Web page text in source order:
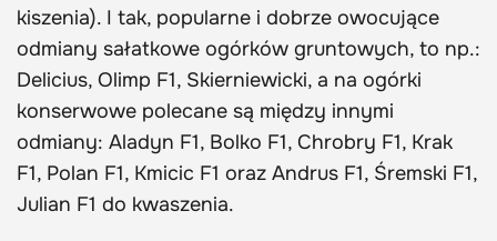
kiszenia). I tak, popularne i dobrze owocujące
odmiany sałatkowe ogórków gruntowych, to np.:
Delicius, Olimp F1, Skierniewicki, a na ogórki
konserwowe polecane są między innymi
odmiany: Aladyn F1, Bolko F1, Chrobry F1, Krak
F1, Polan F1, Kmicic F1 oraz Andrus F1, Śremski F1,
Julian F1 do kwaszenia.